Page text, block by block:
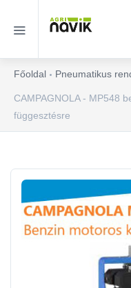
Főoldal Pneumatikus
CAMPAGNOLA - MP548
függesztésre